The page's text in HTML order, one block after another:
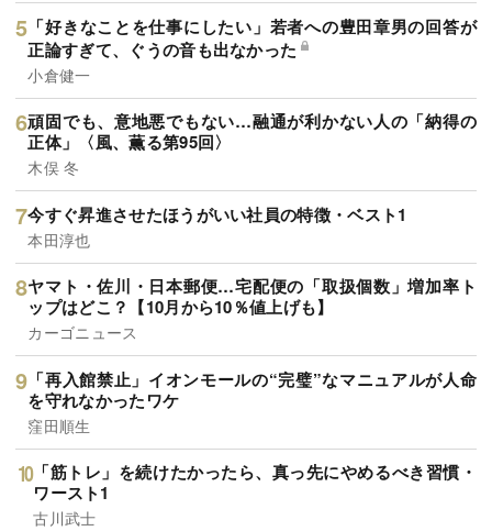
「好きなことを仕事にしたい」若者への豊田章男の回答が
正論すぎて、ぐうの音も出なかった
小倉健一
頑固でも、意地悪でもない…融通が利かない人の「納得の
正体」〈風、薫る第95回〉
木俣 冬
今すぐ昇進させたほうがいい社員の特徴・ベスト1
本田淳也
ヤマト・佐川・日本郵便…宅配便の「取扱個数」増加率ト
ップはどこ？【10月から10％値上げも】
カーゴニュース
「再入館禁止」イオンモールの“完璧”なマニュアルが人命
を守れなかったワケ
窪田順生
「筋トレ」を続けたかったら、真っ先にやめるべき習慣・
ワースト1
古川武士